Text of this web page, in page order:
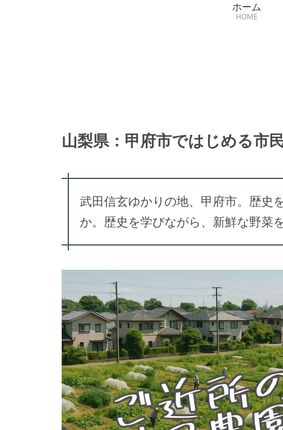
ホーム
HOME
山梨県：甲府市ではじめる市
武田信玄ゆかりの地、甲府市。歴史
か。歴史を学びながら、新鮮な野菜